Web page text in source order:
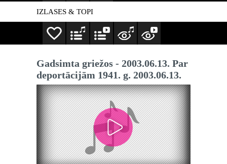
IZLASES & TOPI
Gadsimta griežos - 2003.06.13. Par
deportācijām 1941. g. 2003.06.13.